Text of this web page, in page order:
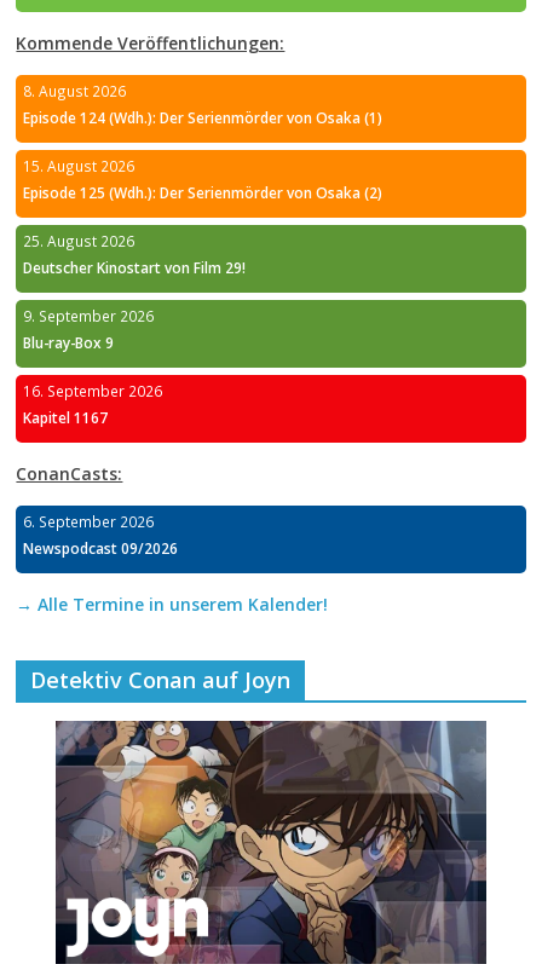
Kommende Veröffentlichungen:
8. August 2026
Episode 124 (Wdh.): Der Serienmörder von Osaka (1)
15. August 2026
Episode 125 (Wdh.): Der Serienmörder von Osaka (2)
25. August 2026
Deutscher Kinostart von Film 29!
9. September 2026
Blu-ray-Box 9
16. September 2026
Kapitel 1167
ConanCasts:
6. September 2026
Newspodcast 09/2026
→ Alle Termine in unserem Kalender!
Detektiv Conan auf Joyn